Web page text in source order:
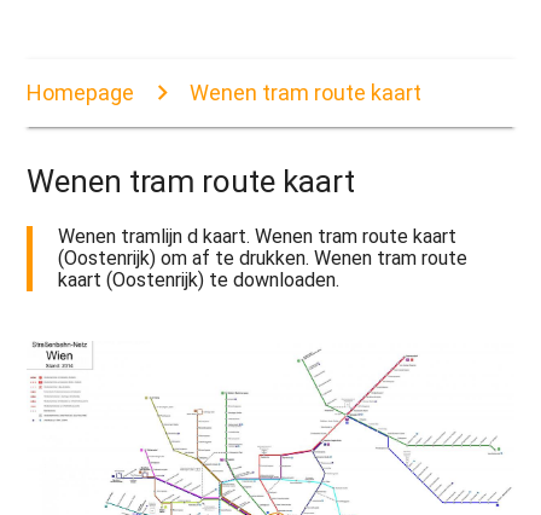
Homepage Wenen tram route kaart
Wenen tram route kaart
Wenen tramlijn d kaart. Wenen tram route kaart
(Oostenrijk) om af te drukken. Wenen tram route
kaart (Oostenrijk) te downloaden.